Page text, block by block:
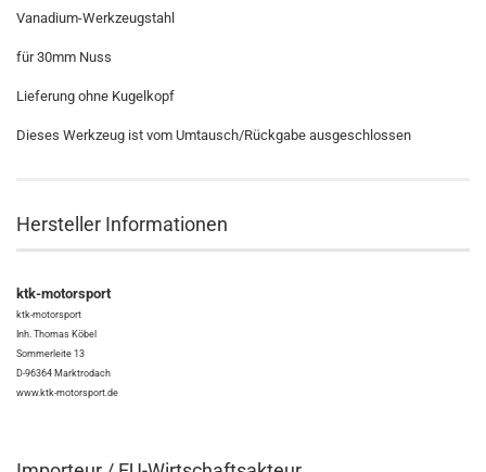
Vanadium-Werkzeugstahl
für 30mm Nuss
Lieferung ohne Kugelkopf
Dieses Werkzeug ist vom Umtausch/Rückgabe ausgeschlossen
Hersteller Informationen
ktk-motorsport
ktk-motorsport
Inh. Thomas Köbel
Sommerleite 13
D-96364 Marktrodach
www.ktk-motorsport.de